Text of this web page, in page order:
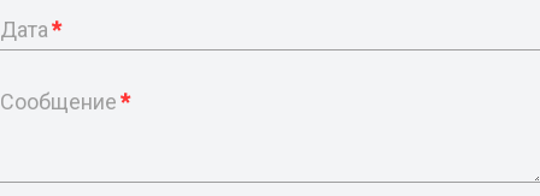
Дата*
Сообщение*